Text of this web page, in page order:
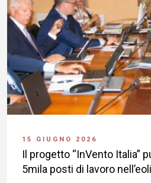
15 GIUGNO 2026
Il progetto “InVento Italia”
5mila posti di lavoro